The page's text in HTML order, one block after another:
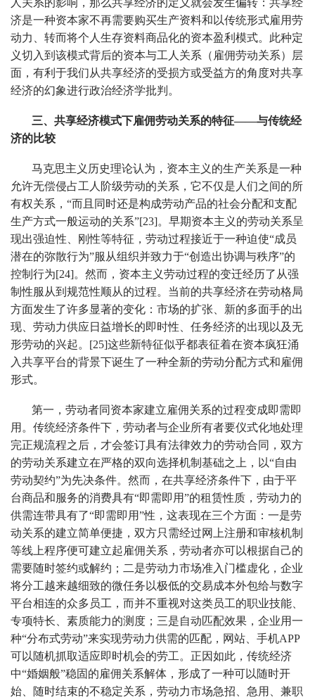
济是一种资本家不再需要购买生产资料和以传统形式雇用劳
动力、转而将个人生存资料商品化的资本盈利模式。此种定
义切入到该模式背后的资本与工人关系（雇佣劳动关系）层
面，有利于我们从共享经济的受损方或受益方的角度对共享
经济的幻象进行政治经济学批判。
三、共享经济模式下雇佣劳动关系的特征——与传统经
济的比较
马克思主义历史理论认为，资本主义的生产关系是一种
允许无偿侵占工人阶级劳动的关系，它不仅是人们之间的所
有权关系，“而且同时还是构成劳动产品的社会分配和支配
生产方式一般运动的关系”[23]。早期资本主义的劳动关系呈
现出强迫性、刚性等特征，劳动过程接近于一种迫使“成员
潜在的弥散行为”服从组织并致力于“创造出协调与秩序”的
控制行为[24]。然而，资本主义劳动过程的变迁经历了从强
制性服从到规范性顺从的过程。当前的共享经济在劳动格局
方面发生了许多显著的变化：市场的扩张、新的多面手的出
现、劳动力供应日益增长的即时性、任务经济的出现以及无
形劳动的兴起。[25]这些新特征似乎都表征着在资本疯狂涌
入共享平台的背景下诞生了一种全新的劳动分配方式和雇佣
形式。
第一，劳动者同资本家建立雇佣关系的过程变成即需即
用。传统经济条件下，劳动者与企业所有者要仪式化地处理
完正规流程之后，才会签订具有法律效力的劳动合同，双方
的劳动关系建立在严格的双向选择机制基础之上，以“自由
劳动契约”为先决条件。然而，在共享经济条件下，由于平
台商品和服务的消费具有“即需即用”的租赁性质，劳动力的
供需连带具有了“即需即用”性，这表现在三个方面：一是劳
动关系的建立简单便捷，双方只需经过网上注册和审核机制
等线上程序便可建立起雇佣关系，劳动者亦可以根据自己的
需要随时签约或解约；二是劳动力市场准入门槛虚化，企业
将分工越来越细致的微任务以极低的交易成本外包给与数字
平台相连的众多员工，而并不重视对这类员工的职业技能、
专项特长、素质能力的测度；三是自动匹配效果，企业用一
种“分布式劳动”来实现劳动力供需的匹配，网站、手机APP
可以随机抓取适应即时机会的劳工。正因如此，传统经济
中“婚姻般”稳固的雇佣关系解体，形成了一种可以随时开
始、随时结束的不稳定关系，劳动力市场急招、急用、兼职